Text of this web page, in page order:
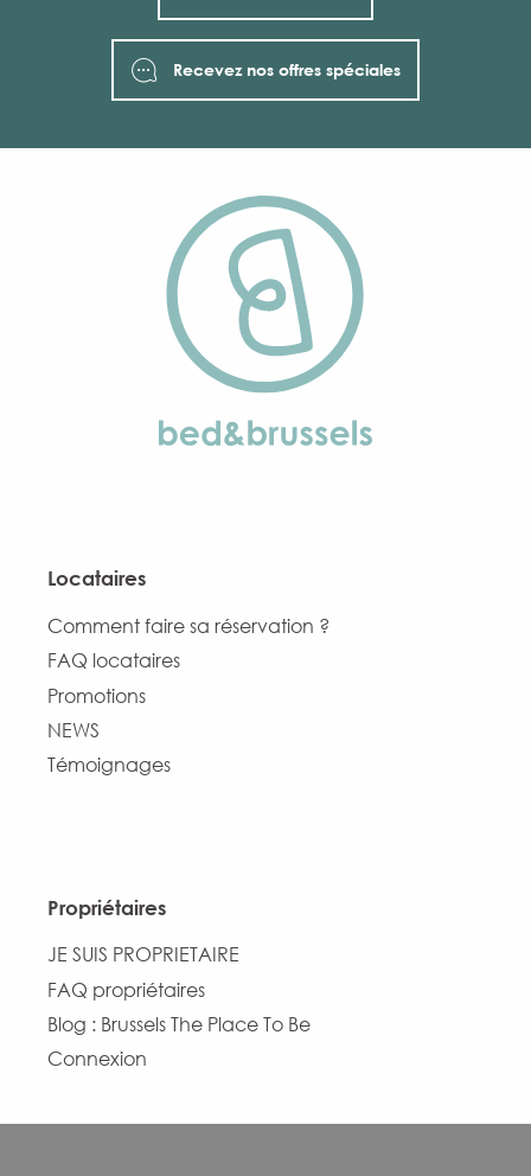
Recevez nos offres spéciales
Locataires
Comment faire sa réservation ?
FAQ locataires
Promotions
NEWS
Témoignages
Propriétaires
JE SUIS PROPRIETAIRE
FAQ propriétaires
Blog : Brussels The Place To Be
Connexion